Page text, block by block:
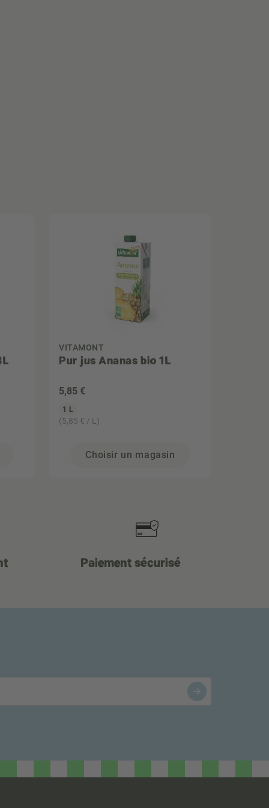
VITAMONT
Pur jus Ananas bio 1L
5,85 €
1 L
(5,85 € / L)
Choisir un magasin
Paiement sécurisé